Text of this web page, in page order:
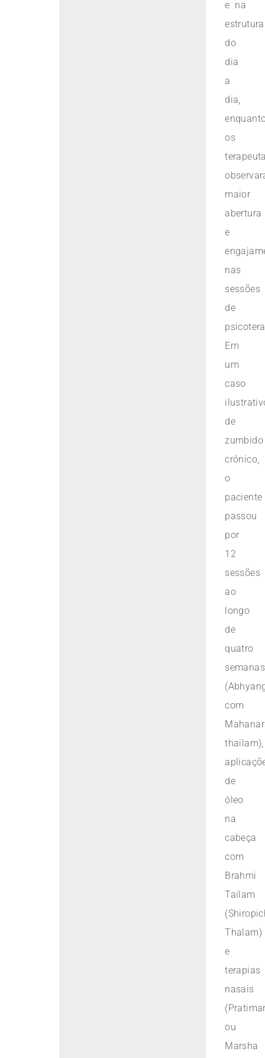
e na
estrutura
do
dia
a
dia,
os
maior
abertura
e
nas
sessões
de
Em
um
caso
de
zumbido
crônico,
o
paciente
passou
por
12
sessões
ao
longo
de
quatro
semanas
com
thailam),
de
óleo
na
cabeça
com
Brahmi
Tailam
Thalam)
e
terapias
nasais
ou
Marsha